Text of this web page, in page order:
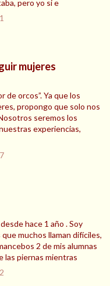
pero yo si e
mujeres
de orcos”. Ya que los
propongo que solo nos
seremos los
experiencias,
hace 1 año . Soy
muchos llaman difíciles,
2 de mis alumnas
las piernas mientras